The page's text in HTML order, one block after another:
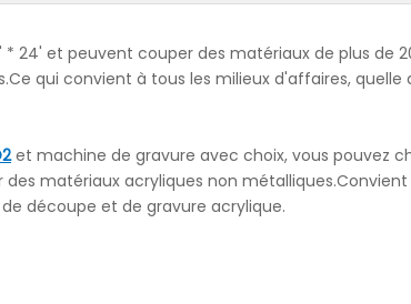
* 24' et peuvent couper des matériaux de plus de
qui convient à tous les milieux d'affaires, quelle
et machine de gravure avec choix, vous pouvez
matériaux acryliques non métalliques.Convient
découpe et de gravure acrylique.